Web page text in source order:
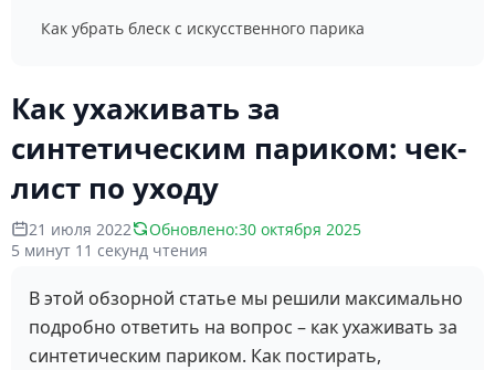
Как ухаживать за
синтетическим париком: чек-
лист по уходу
21 июля 2022 Обновлено:30 октября 2025
5 минут 11 секунд чтения
В этой обзорной статье мы решили максимально
подробно ответить на вопрос – как ухаживать за
синтетическим париком. Как постирать,
Как убрать блеск с искусственного парика